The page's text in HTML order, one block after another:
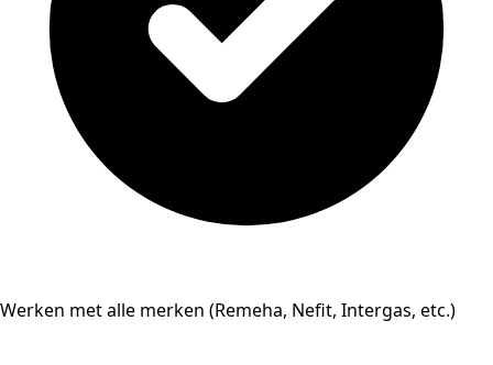
Werken met alle merken (Remeha, Nefit, Intergas, etc.)